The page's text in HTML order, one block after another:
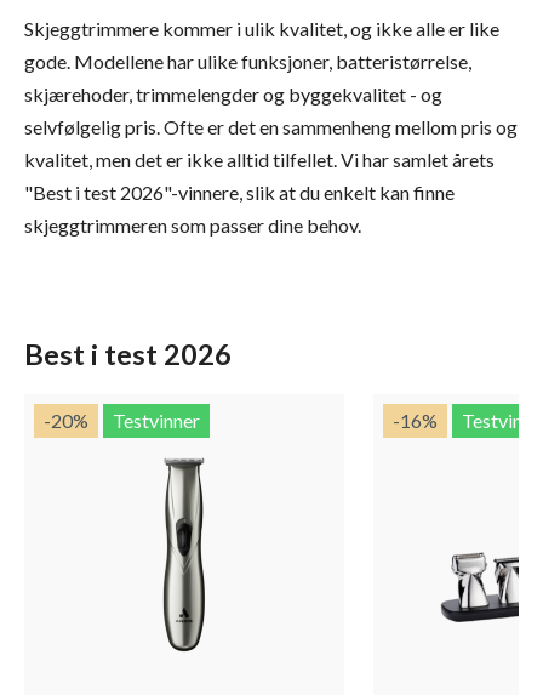
Skjeggtrimmere kommer i ulik kvalitet, og ikke alle er like
gode. Modellene har ulike funksjoner, batteristørrelse,
skjærehoder, trimmelengder og byggekvalitet - og
selvfølgelig pris. Ofte er det en sammenheng mellom pris og
kvalitet, men det er ikke alltid tilfellet. Vi har samlet årets
"Best i test 2026"-vinnere, slik at du enkelt kan finne
skjeggtrimmeren som passer dine behov.
Best i test 2026
-20% Testvinner -16%